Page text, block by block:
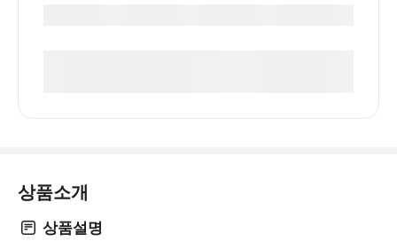
상품소개
상품설명